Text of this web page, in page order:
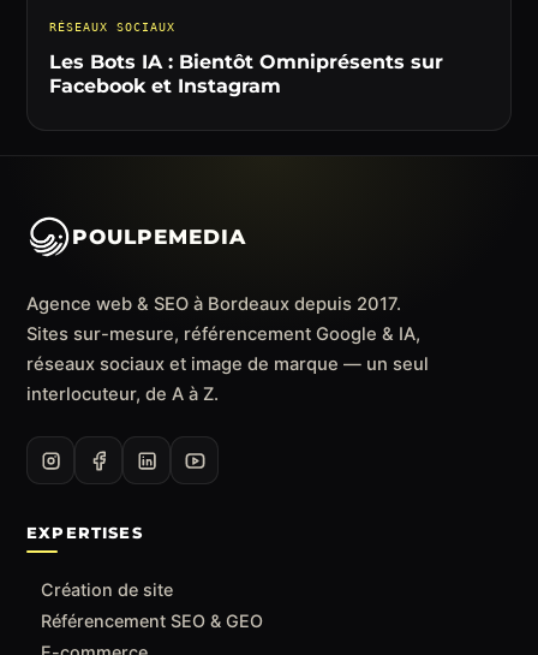
RÉSEAUX SOCIAUX
Les Bots IA : Bientôt Omniprésents sur
Facebook et Instagram
POULPEMEDIA
Agence web & SEO à Bordeaux depuis 2017.
Sites sur-mesure, référencement Google & IA,
réseaux sociaux et image de marque — un seul
interlocuteur, de A à Z.
EXPERTISES
Création de site
Référencement SEO & GEO